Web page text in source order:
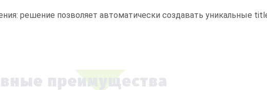
решение позволяет автоматически создавать уникальные